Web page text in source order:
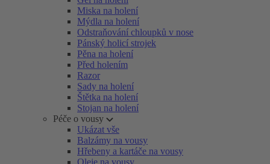
Miska na holení
Mýdla na holení
Odstraňování chloupků v nose
Pánský holicí strojek
Pěna na holení
Před holením
Razor
Sady na holení
Štětka na holení
Stojan na holení
Péče o vousy
Ukázat vše
Balzámy na vousy
Hřebeny a kartáče na vousy
Oleje na vousy